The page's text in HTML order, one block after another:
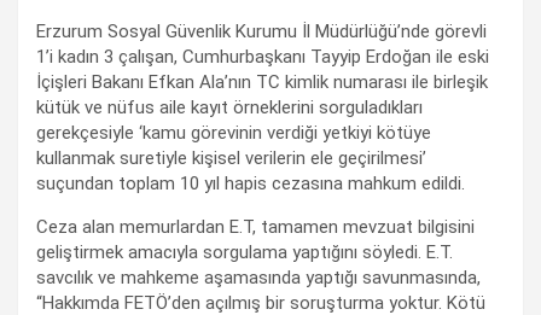
Erzurum Sosyal Güvenlik Kurumu İl Müdürlüğü’nde görevli
1’i kadın 3 çalışan, Cumhurbaşkanı Tayyip Erdoğan ile eski
İçişleri Bakanı Efkan Ala’nın TC kimlik numarası ile birleşik
kütük ve nüfus aile kayıt örneklerini sorguladıkları
gerekçesiyle ‘kamu görevinin verdiği yetkiyi kötüye
kullanmak suretiyle kişisel verilerin ele geçirilmesi’
suçundan toplam 10 yıl hapis cezasına mahkum edildi.
Ceza alan memurlardan E.T, tamamen mevzuat bilgisini
geliştirmek amacıyla sorgulama yaptığını söyledi. E.T.
savcılık ve mahkeme aşamasında yaptığı savunmasında,
“Hakkımda FETÖ’den açılmış bir soruşturma yoktur. Kötü